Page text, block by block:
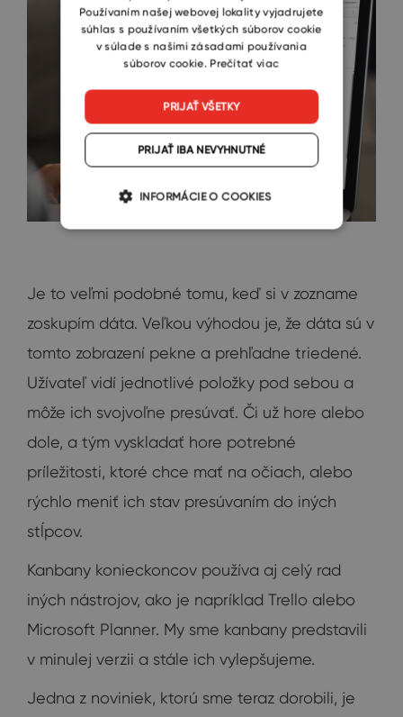
Je to veľmi podobné tomu, keď si v zozname
zoskupím dáta. Veľkou výhodou je, že dáta sú v
tomto zobrazení pekne a prehľadne triedené.
Užívateľ vidí jednotlivé položky pod sebou a
môže ich svojvoľne presúvať. Či už hore alebo
dole, a tým vyskladať hore potrebné
príležitosti, ktoré chce mať na očiach, alebo
rýchlo meniť ich stav presúvaním do iných
stĺpcov.
Kanbany konieckoncov používa aj celý rad
iných nástrojov, ako je napríklad Trello alebo
Microsoft Planner. My sme kanbany predstavili
v minulej verzii a stále ich vylepšujeme.
Jedna z noviniek, ktorú sme teraz dorobili, je
Používaním našej webovej lokality vyjadrujete
súhlas s používaním všetkých súborov cookie
v súlade s našimi zásadami používania
súborov cookie. Prečítať viac
PRIJAŤ VŠETKY
PRIJAŤ IBA NEVYHNUTNÉ
INFORMÁCIE O COOKIES